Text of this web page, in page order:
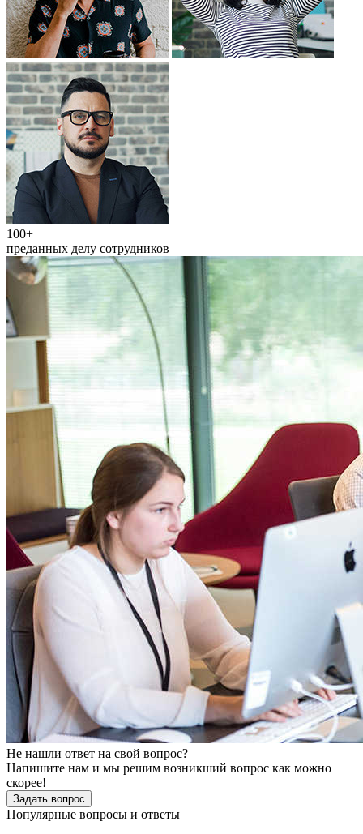
100+
преданных делу сотрудников
Не нашли ответ на свой вопрос?
Напишите нам и мы решим возникший вопрос как можно
скорее!
Задать вопрос
Популярные вопросы и ответы